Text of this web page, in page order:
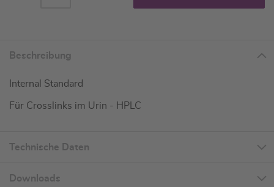
Beschreibung
Internal Standard
Für Crosslinks im Urin - HPLC
Technische Daten
Downloads